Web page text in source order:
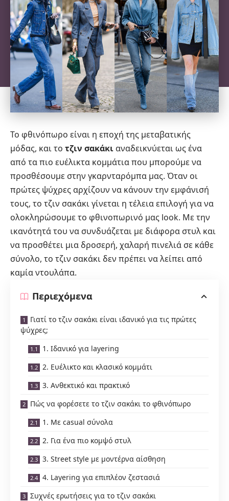
Το φθινόπωρο είναι η εποχή της μεταβατικής
μόδας, και το τζιν σακάκιαναδεικνύεται ως ένα
από τα πιο ευέλικτα κομμάτια που μπορούμε να
προσθέσουμε στην γκαρνταρόμπα μας. Όταν οι
πρώτες ψύχρες αρχίζουν να κάνουν την εμφάνισή
τους, το τζιν σακάκι γίνεται η τέλεια επιλογή για να
ολοκληρώσουμε το φθινοπωρινό μας look. Με την
ικανότητά του να συνδυάζεται με διάφορα στυλ και
να προσθέτει μια δροσερή, χαλαρή πινελιά σε κάθε
σύνολο, το τζιν σακάκι δεν πρέπει να λείπει από
καμία ντουλάπα.
Περιεχόμενα
Γιατί το τζιν σακάκι είναι ιδανικό για τις πρώτες
ψύχρες;
1. Ιδανικό για layering
2. Ευέλικτο και κλασικό κομμάτι
3. Ανθεκτικό και πρακτικό
Πώς να φορέσετε το τζιν σακάκι το φθινόπωρο
1. Με casual σύνολα
2. Για ένα πιο κομψό στυλ
3. Street style με μοντέρνα αίσθηση
4. Layering για επιπλέον ζεστασιά
Συχνές ερωτήσεις για το τζιν σακάκι